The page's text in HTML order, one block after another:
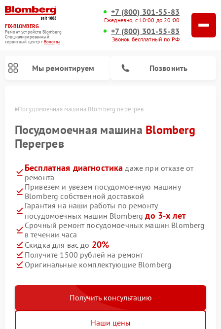
FIX-BLOMBERG
Ремонт устройств Blomberg
Специализированный
cервисный центр г.Вологда
+7 (800) 301-55-83
Ежедневно, с 10:00 до 20:00
+7 (800) 301-55-83
Звонок бесплатный по РФ
Мы ремонтируем Позвонить
Посудомоечная машина Blomberg перегрев
Посудомоечная машина Blomberg
Перегрев
Бесплатная диагностика даже при отказе от
ремонта
Привезем и увезем посудомоечную машину
Blomberg собственной доставкой
Гарантия на наши работы по ремонту
посудомоечных машин Blombergдо 3-х лет
Срочный ремонт посудомоечных машин Blomberg
в течении часа
Скидка для вас до 20%
Получите 1500 рублей на ремонт
Оригинальные комплектующие Blomberg
Получить консультацию
Наши цены